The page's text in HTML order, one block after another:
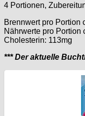
4 Portionen,
Brennwert pro Portion
Nährwerte pro Portion
Cholesterin: 113mg
*** Der aktuelle